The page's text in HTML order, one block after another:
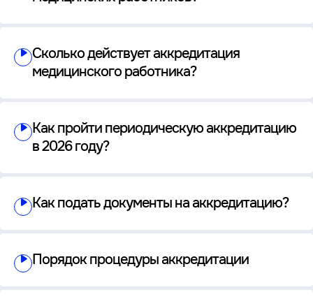
Сколько действует аккредитация
медицинского работника?
Как пройти периодическую аккредитацию
в 2026 году?
Как подать документы на аккредитацию?
Порядок процедуры аккредитации